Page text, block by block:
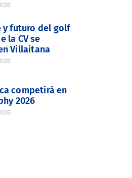
y futuro del golf
la CV se
Villaitana
competirá en
2026